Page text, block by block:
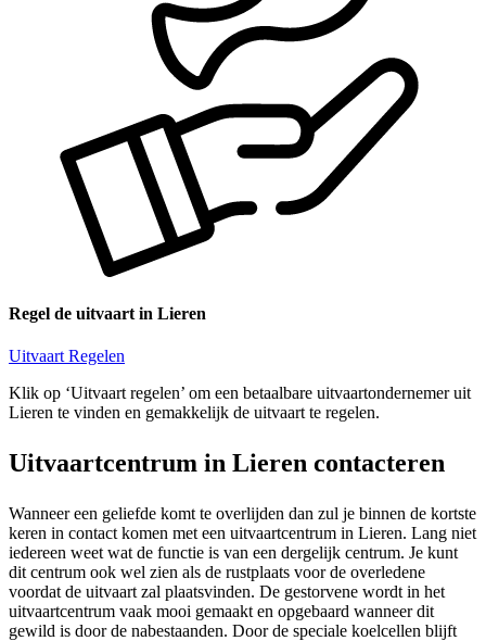
Regel de uitvaart in Lieren
Uitvaart Regelen
Klik op ‘Uitvaart regelen’ om een betaalbare uitvaartondernemer uit
Lieren te vinden en gemakkelijk de uitvaart te regelen.
Uitvaartcentrum in Lieren contacteren
Wanneer een geliefde komt te overlijden dan zul je binnen de kortste
keren in contact komen met een uitvaartcentrum in Lieren. Lang niet
iedereen weet wat de functie is van een dergelijk centrum. Je kunt
dit centrum ook wel zien als de rustplaats voor de overledene
voordat de uitvaart zal plaatsvinden. De gestorvene wordt in het
uitvaartcentrum vaak mooi gemaakt en opgebaard wanneer dit
gewild is door de nabestaanden. Door de speciale koelcellen blijft